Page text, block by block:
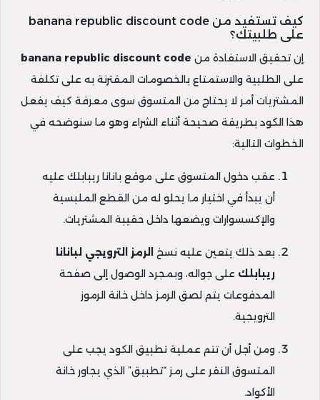
كيف تستفيد من banana republic discount code
على طلبيتك؟
إن تحقيق الاستفادة من banana republic discount code
على الطلبية والاستمتاع بالخصومات المقترنة به على تكلفة
المشتريات أمر لا يحتاج من المتسوق سوى معرفة كيف يفعل
هذا الكود بطريقة صحيحة أثناء الشراء وهو ما سنوضحه في
الخطوات التالية:
عقب دخول المتسوق على موقع بانانا ريبابلك عليه
أن يبدأ في اختيار ما يحلو له من القطع الملبسية
والإكسسوارات ويضعها داخل حقيبة المشتريات.
بعد ذلك يتعين عليه نسخ
الرمز الترويجي لبانانا
ريبابلك على جواله، وبمجرد الوصول إلى صفحة
المدفوعات يتم لصق الرمز داخل خانة الرموز
الترويجية.
ومن أجل أن تتم عملية تطبيق الكود يجب على
المتسوق النقر على رمز “تطبيق” الذي يجاور خانة
الأكواد.